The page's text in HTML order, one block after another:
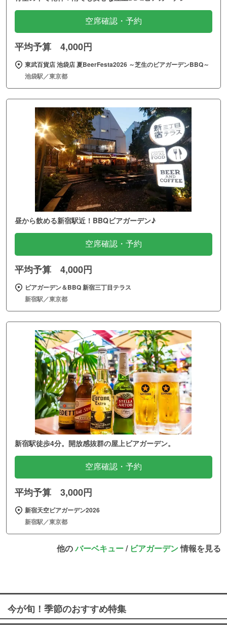
空席確認・予約
平均予算 4,000円
東武百貨店 池袋店 夏BeerFesta2026 ～芝生のビアガーデンBBQ～
池袋駅／東京都
昼から飲める新宿駅近！BBQビアガーデン♪
空席確認・予約
平均予算 4,000円
ビアガーデン＆BBQ 新宿三丁目テラス
新宿駅／東京都
新宿駅徒歩4分。開放感抜群の屋上ビアガーデン。
空席確認・予約
平均予算 3,000円
新宿天空ビアガーデン2026
新宿駅／東京都
他のバーベキュー/ ビアガーデン情報を見る
今が旬！季節のおすすめ特集